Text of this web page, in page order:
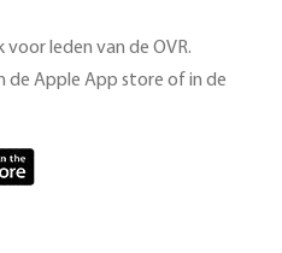
leden van de OVR.
de Apple App store of in de